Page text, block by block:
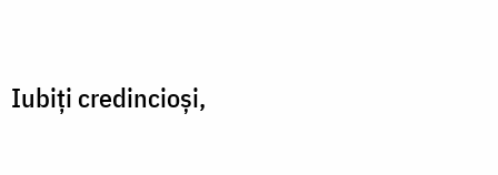
Iubiţi credincioşi,